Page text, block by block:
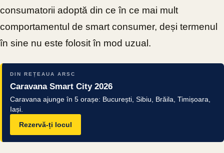
consumatorii adoptă din ce în ce mai mult
comportamentul de smart consumer, deși termenul
în sine nu este folosit în mod uzual.
DIN REȚEAUA ARSC
Caravana Smart City 2026
Caravana ajunge în 5 orașe: București, Sibiu, Brăila, Timișoara,
Iași.
Rezervă-ți locul